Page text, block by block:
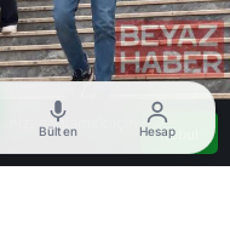
sağlamak için
Kabul
Bülten Hesap